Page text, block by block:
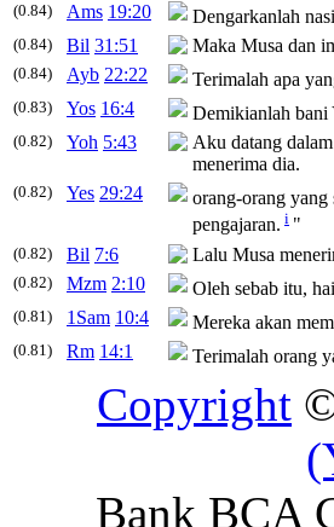
(0.84) Ams 19:20 Dengarkanlah
(0.84)
Bil 31:51 Maka Musa dan
(0.84) Ayb 22:22 Terimalah apa
(0.83) Yos 16:4 Demikianlah bani
(0.82) Yoh 5:43
Aku datang
menerima dia.
(0.82) Yes 29:24 orang-orang yang
pengajaran. i "
(0.82) Bil 7:6 Lalu Musa
(0.82) Mzm 2:10 Oleh sebab itu,
(0.81) 1Sam 10:4 Mereka akan
(0.81) Rm 14:1 Terimalah orang
Copyright
Bank BCA